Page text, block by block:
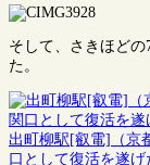
そして、さきほど
た。
出町柳駅[叡電]（京
口として復活を遂